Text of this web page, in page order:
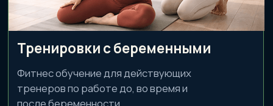
Работа с одной из самых частых зон проблем.
Понимание нагрузки, компенсаций и безопасной
практики с клиентами.
СТАНДАРТ ИНДУСТРИИ